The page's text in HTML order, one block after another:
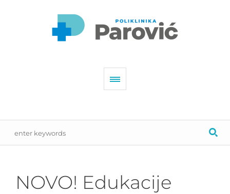
NOVO! Edukacije